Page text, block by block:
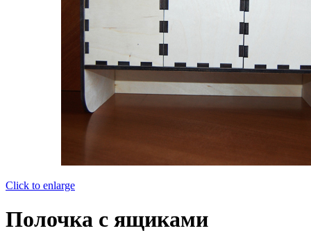
Click to enlarge
Полочка с ящиками